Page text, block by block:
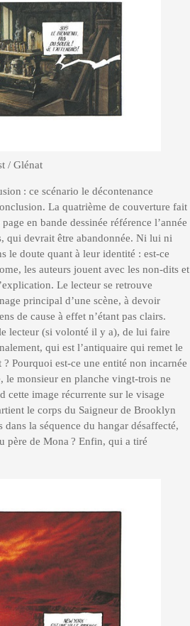
/ Glénat
: ce scénario le décontenance
La quatrième de couverture fait
en bande dessinée référence l’année
qui devrait être abandonnée. Ni lui ni
le doute quant à leur identité : est-ce
les auteurs jouent avec les non-dits et
Le lecteur se retrouve
principal d’une scène, à devoir
de cause à effet n’étant pas clairs.
lecteur (si volonté il y a), de lui faire
qui est l’antiquaire qui remet le
Pourquoi est-ce une entité non incarnée
le monsieur en planche vingt-trois ne
cette image récurrente sur le visage
le corps du Saigneur de Brooklyn
la séquence du hangar désaffecté,
père de Mona ? Enfin, qui a tiré